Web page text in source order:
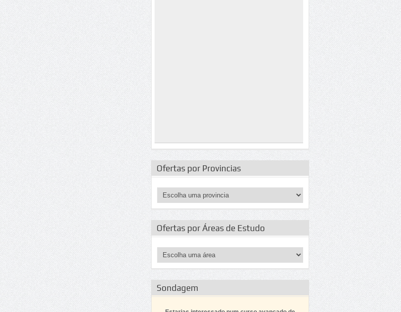
Ofertas por Provincias
Ofertas por Áreas de Estudo
Sondagem